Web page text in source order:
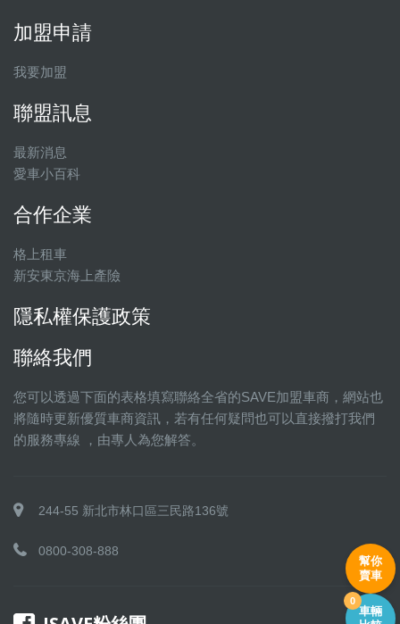
加盟申請
我要加盟
聯盟訊息
最新消息
愛車小百科
合作企業
格上租車
新安東京海上產險
隱私權保護政策
聯絡我們
您可以透過下面的表格填寫聯絡全省的SAVE加盟車商，網站也
將隨時更新優質車商資訊，若有任何疑問也可以直接撥打我們
的服務專線 ，由專人為您解答。
244-55 新北市林口區三民路136號
0800-308-888
幫你
賣車
車輛
0